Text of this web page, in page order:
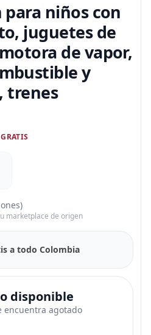
para niños con
juguetes de
de vapor,
y
trenes
marketplace de origen
a todo Colombia
disponible
encuentra agotado